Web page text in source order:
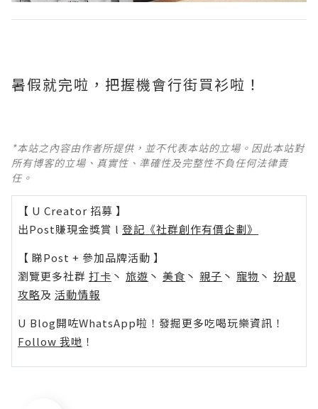
暑假就完啦，把握機會行街買衫啦！
*本站之內容由作者所提供，並不代表本站的立場。因此本站對
所有博客的立場、真實性、準確性及完整性不負任何法律責
任。
【 U Creator 招募 】
出Post賺現金獎賞 l 登記《社群創作有價企劃》
【 睇Post + 參加品牌活動 】
瀏覽更多社群 打卡 丶 旅遊 丶 美食 丶 親子 丶 寵物 丶 扮靚
攻略及 活動情報
U Blog開咗WhatsApp啦！發掘更多吃喝玩樂資訊！
Follow 我哋 ！